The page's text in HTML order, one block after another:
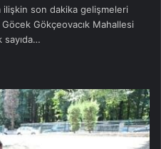
ilişkin son dakika gelişmeleri
Gökçeovacık Mahallesi
sayıda…